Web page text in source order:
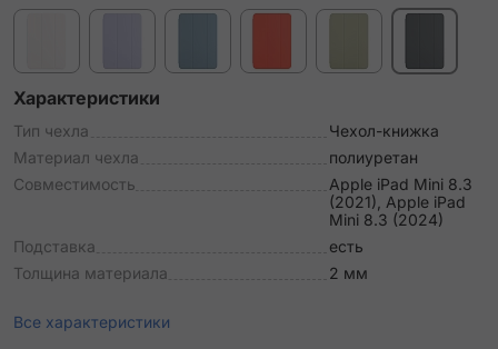
Характеристики
Тип чехла
Чехол-книжка
Материал чехла
полиуретан
Совместимость
Apple iPad Mini 8.3
(2021), Apple iPad
Mini 8.3 (2024)
Подставка
есть
Толщина материала
2 мм
Все характеристики